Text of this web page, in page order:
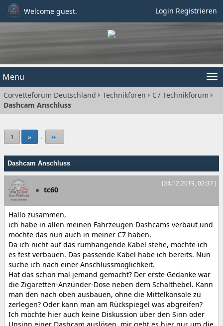
Welcome guest. Login Registrieren
Menu
Corvetteforum Deutschland Technikforen
C7 Technikforum
Dashcam Anschluss
1 » ...
Dashcam Anschluss
(24.12.2019, 02:37 )
tc60
Hallo zusammen,
ich habe in allen meinen Fahrzeugen Dashcams verbaut und
möchte das nun auch in meiner C7 haben.
Da ich nicht auf das rumhängende Kabel stehe, möchte ich
es fest verbauen. Das passende Kabel habe ich bereits. Nun
suche ich nach einer Anschlussmöglichkeit.
Hat das schon mal jemand gemacht? Der erste Gedanke war
die Zigaretten-Anzünder-Dose neben dem Schalthebel. Kann
man den nach oben ausbauen, ohne die Mittelkonsole zu
zerlegen? Oder kann man am Rückspiegel was abgreifen?
Ich möchte hier auch keine Diskussion über den Sinn oder